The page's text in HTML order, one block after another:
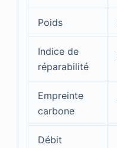
Poids
Indice de
réparabilité
Empreinte
carbone
Débit